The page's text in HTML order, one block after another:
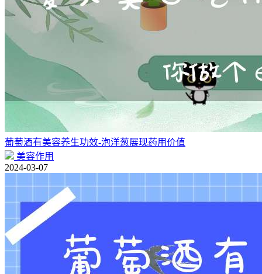
葡萄酒有美容养生功效-泡洋葱展现药用价值
美容作用
2024-03-07